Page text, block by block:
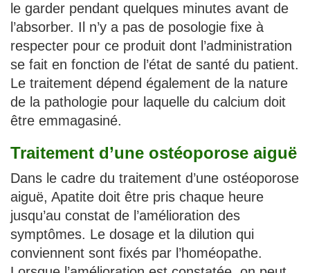
le garder pendant quelques minutes avant de
l’absorber. Il n’y a pas de posologie fixe à
respecter pour ce produit dont l’administration
se fait en fonction de l’état de santé du patient.
Le traitement dépend également de la nature
de la pathologie pour laquelle du calcium doit
être emmagasiné.
Traitement d’une ostéoporose aiguë
Dans le cadre du traitement d’une ostéoporose
aiguë, Apatite doit être pris chaque heure
jusqu’au constat de l’amélioration des
symptômes. Le dosage et la dilution qui
conviennent sont fixés par l’homéopathe.